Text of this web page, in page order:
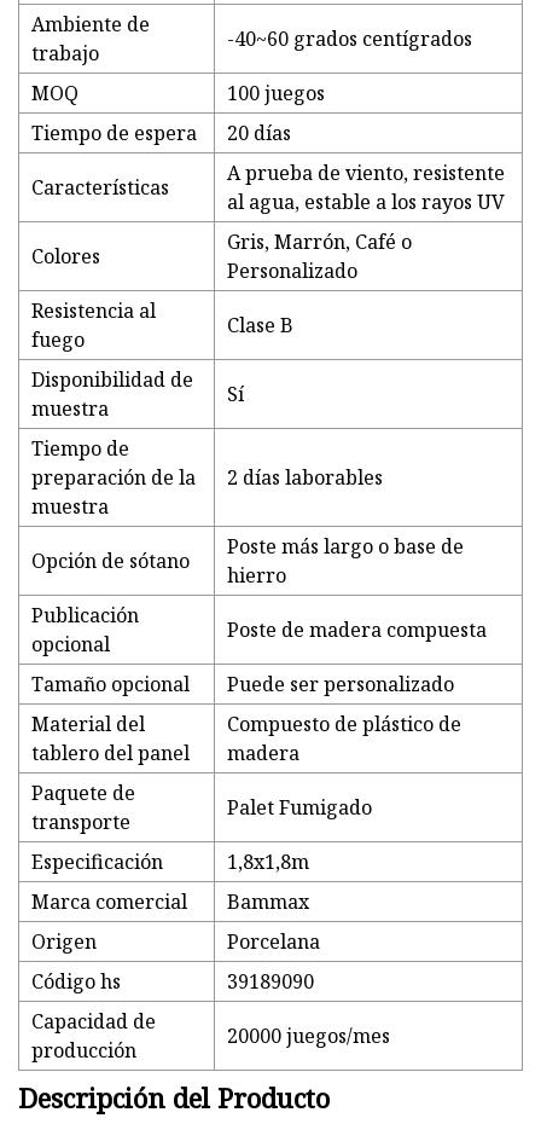
Ambiente de
trabajo
-40~60 grados centígrados
MOQ
100 juegos
Tiempo de espera
20 días
Características
A prueba de viento, resistente
al agua, estable a los rayos UV
Colores
Gris, Marrón, Café o
Personalizado
Resistencia al
fuego
Clase B
Disponibilidad de
muestra
Sí
Tiempo de
preparación de la
muestra
2 días laborables
Opción de sótano
Poste más largo o base de
hierro
Publicación
opcional
Poste de madera compuesta
Tamaño opcional
Puede ser personalizado
Material del
tablero del panel
Compuesto de plástico de
madera
Paquete de
transporte
Palet Fumigado
Especificación
1,8x1,8m
Marca comercial
Bammax
Origen
Porcelana
Código hs
39189090
Capacidad de
producción
20000 juegos/mes
Descripción del Producto